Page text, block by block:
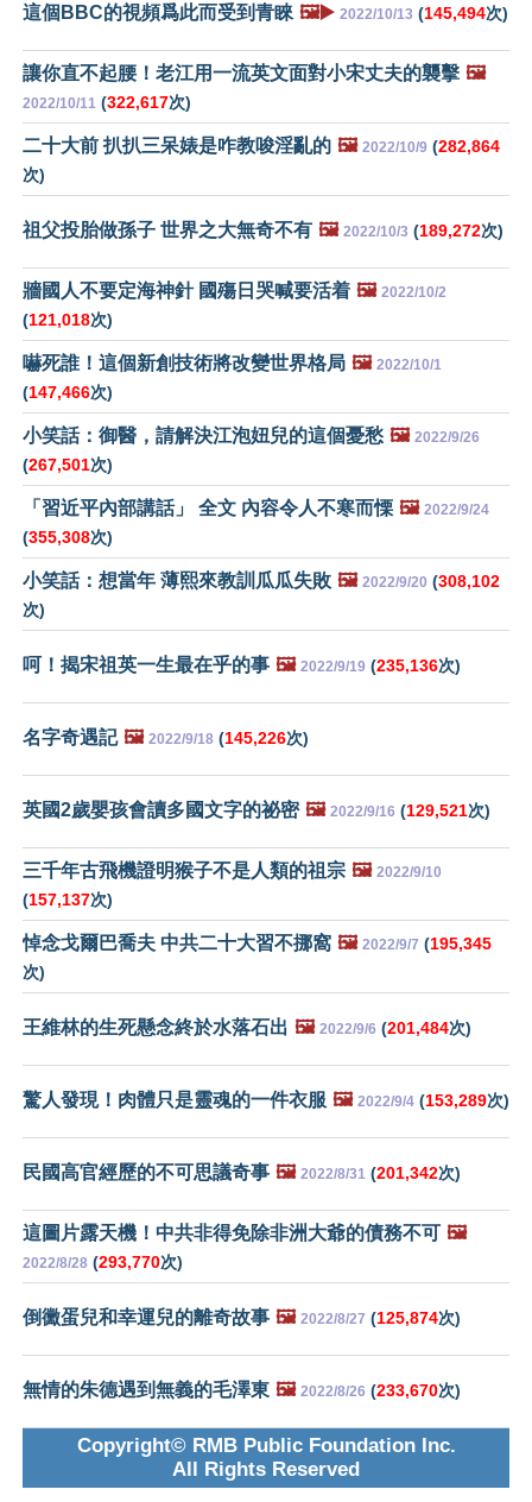
這個BBC的視頻爲此而受到青睞 🖼️▶️ 2022/10/13 (145,494次)
讓你直不起腰！老江用一流英文面對小宋丈夫的襲擊 🖼️
2022/10/11 (322,617次)
二十大前 扒扒三呆婊是咋教唆淫亂的 🖼️ 2022/10/9 (282,864
次)
祖父投胎做孫子 世界之大無奇不有 🖼️ 2022/10/3 (189,272次)
牆國人不要定海神針 國殤日哭喊要活着 🖼️ 2022/10/2
(121,018次)
嚇死誰！這個新創技術將改變世界格局 🖼️ 2022/10/1
(147,466次)
小笑話：御醫，請解決江泡妞兒的這個憂愁 🖼️ 2022/9/26
(267,501次)
「習近平內部講話」 全文 內容令人不寒而慄 🖼️ 2022/9/24
(355,308次)
小笑話：想當年 薄熙來教訓瓜瓜失敗 🖼️ 2022/9/20 (308,102
次)
呵！揭宋祖英一生最在乎的事 🖼️ 2022/9/19 (235,136次)
名字奇遇記 🖼️ 2022/9/18 (145,226次)
英國2歲嬰孩會讀多國文字的祕密 🖼️ 2022/9/16 (129,521次)
三千年古飛機證明猴子不是人類的祖宗 🖼️ 2022/9/10
(157,137次)
悼念戈爾巴喬夫 中共二十大習不挪窩 🖼️ 2022/9/7 (195,345
次)
王維林的生死懸念終於水落石出 🖼️ 2022/9/6 (201,484次)
驚人發現！肉體只是靈魂的一件衣服 🖼️ 2022/9/4 (153,289次)
民國高官經歷的不可思議奇事 🖼️ 2022/8/31 (201,342次)
這圖片露天機！中共非得免除非洲大爺的債務不可 🖼️
2022/8/28 (293,770次)
倒黴蛋兒和幸運兒的離奇故事 🖼️ 2022/8/27 (125,874次)
無情的朱德遇到無義的毛澤東 🖼️ 2022/8/26 (233,670次)
Copyright© RMB Public Foundation Inc.
All Rights Reserved